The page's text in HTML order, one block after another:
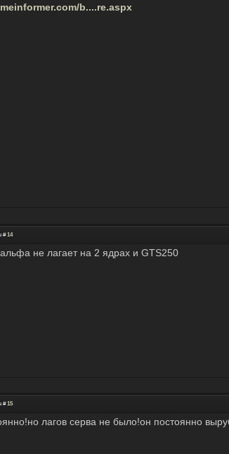
b....re.aspx
#14
не лагает на 2 ядрах и GTS250
#15
лагов серва не было!он постоянно